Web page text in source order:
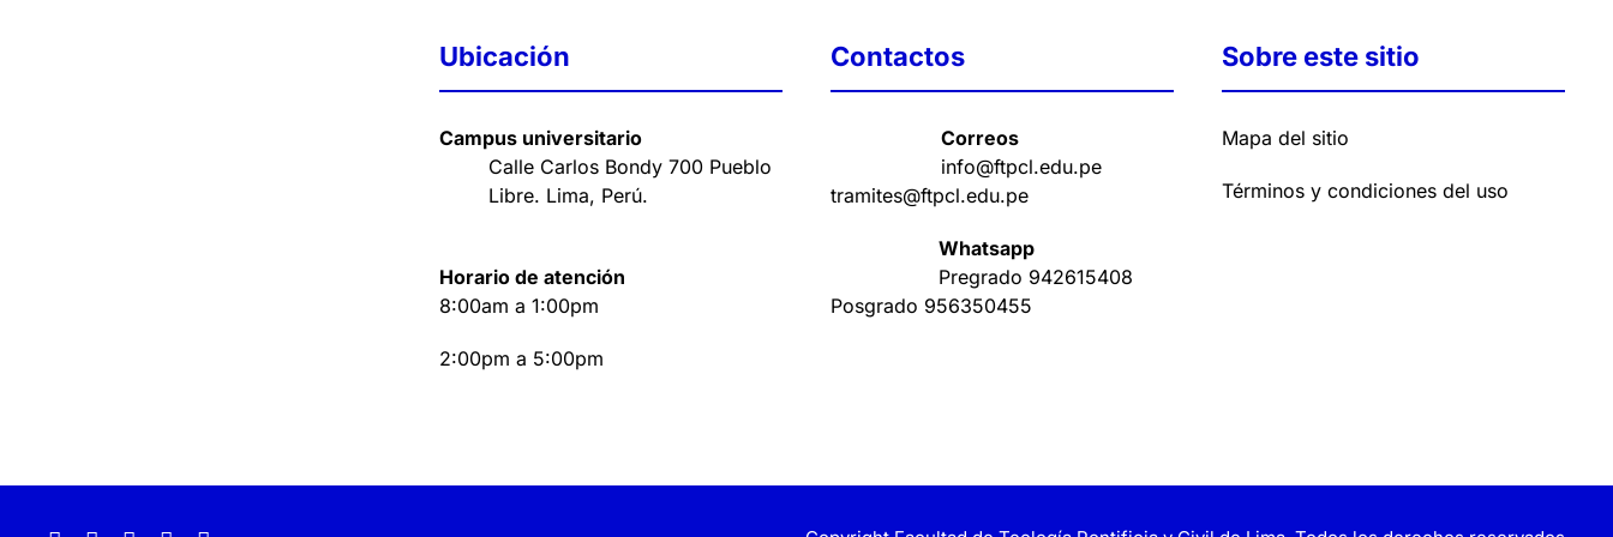
Ubicación
Campus universitario
Calle Carlos Bondy 700 Pueblo
Libre. Lima, Perú.
Horario de atención
8:00am a 1:00pm
2:00pm a 5:00pm
Contactos
Correos
info@ftpcl.edu.pe
tramites@ftpcl.edu.pe
Whatsapp
Pregrado 942615408
Posgrado 956350455
Sobre este sitio
Mapa del sitio
Términos y condiciones del uso